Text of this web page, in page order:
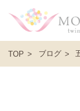
TOP ブログ